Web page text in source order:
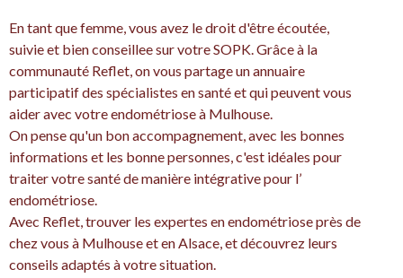
En tant que femme, vous avez le droit d'être écoutée,
suivie et bien conseillee sur votre SOPK. Grâce à la
communauté Reflet, on vous partage un annuaire
participatif des spécialistes en santé et qui peuvent vous
aider avec votre endométriose à Mulhouse.
On pense qu'un bon accompagnement, avec les bonnes
informations et les bonne personnes, c'est idéales pour
traiter votre santé de manière intégrative pour l’
endométriose.
Avec Reflet, trouver les expertes en endométriose près de
chez vous à Mulhouse et en Alsace, et découvrez leurs
conseils adaptés à votre situation.